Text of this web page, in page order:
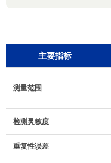
主要指标
测量范围
检测灵敏度
重复性误差